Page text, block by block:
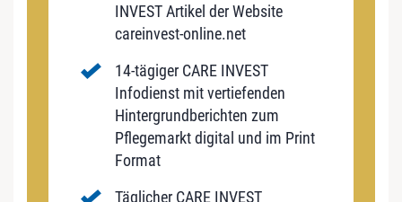
INVEST Artikel der Website
careinvest-online.net
14-tägiger CARE INVEST
Infodienst mit vertiefenden
Hintergrundberichten zum
Pflegemarkt digital und im Print
Format
Täglicher CARE INVEST